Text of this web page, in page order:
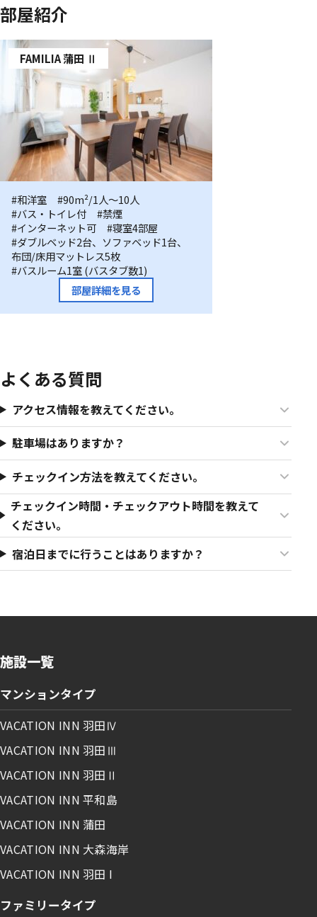
部屋紹介
FAMILIA 蒲田 Ⅱ
FAMILIA
蒲
田
Ⅱ
#和洋室
#90m²/1人〜10人
#バス・トイレ付
#禁煙
#インターネット可
#寝室4部屋
#ダブルベッド2台、ソファベッド1台、
布団/床用マットレス5枚
#バスルーム1室 (バスタブ数1)
部屋詳細を見る
よくある質問
アクセス情報を教えてください。
駐車場はありますか？
チェックイン方法を教えてください。
チェックイン時間・チェックアウト時間を教えて
ください。
宿泊日までに行うことはありますか？
施設一覧
マンションタイプ
VACATION INN 羽田Ⅳ
VACATION INN 羽田Ⅲ
VACATION INN 羽田Ⅱ
VACATION INN 平和島
VACATION INN 蒲田
VACATION INN 大森海岸
VACATION INN 羽田 I
ファミリータイプ